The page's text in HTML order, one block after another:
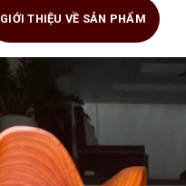
GIỚI THIỆU VỀ SẢN PHẨM